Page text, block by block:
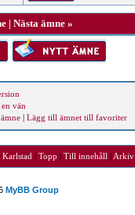
|Nästa ämne »
vän
|Lägg till ämnet till favoriter
|Topp |Till innehåll | Arkiv
MyBB Group